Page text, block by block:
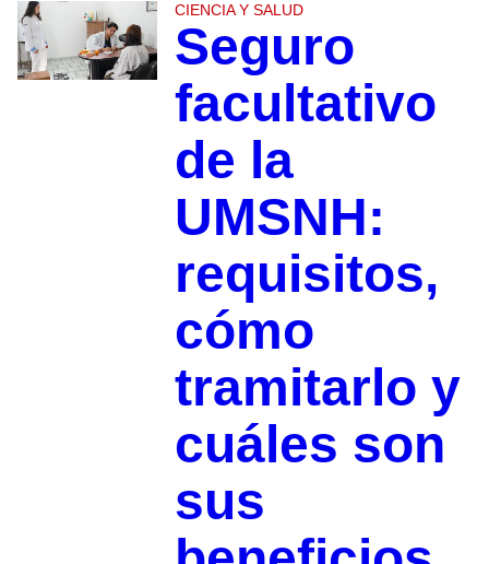
CIENCIA Y SALUD
Seguro
facultativo
de la
UMSNH:
requisitos,
cómo
tramitarlo y
cuáles son
sus